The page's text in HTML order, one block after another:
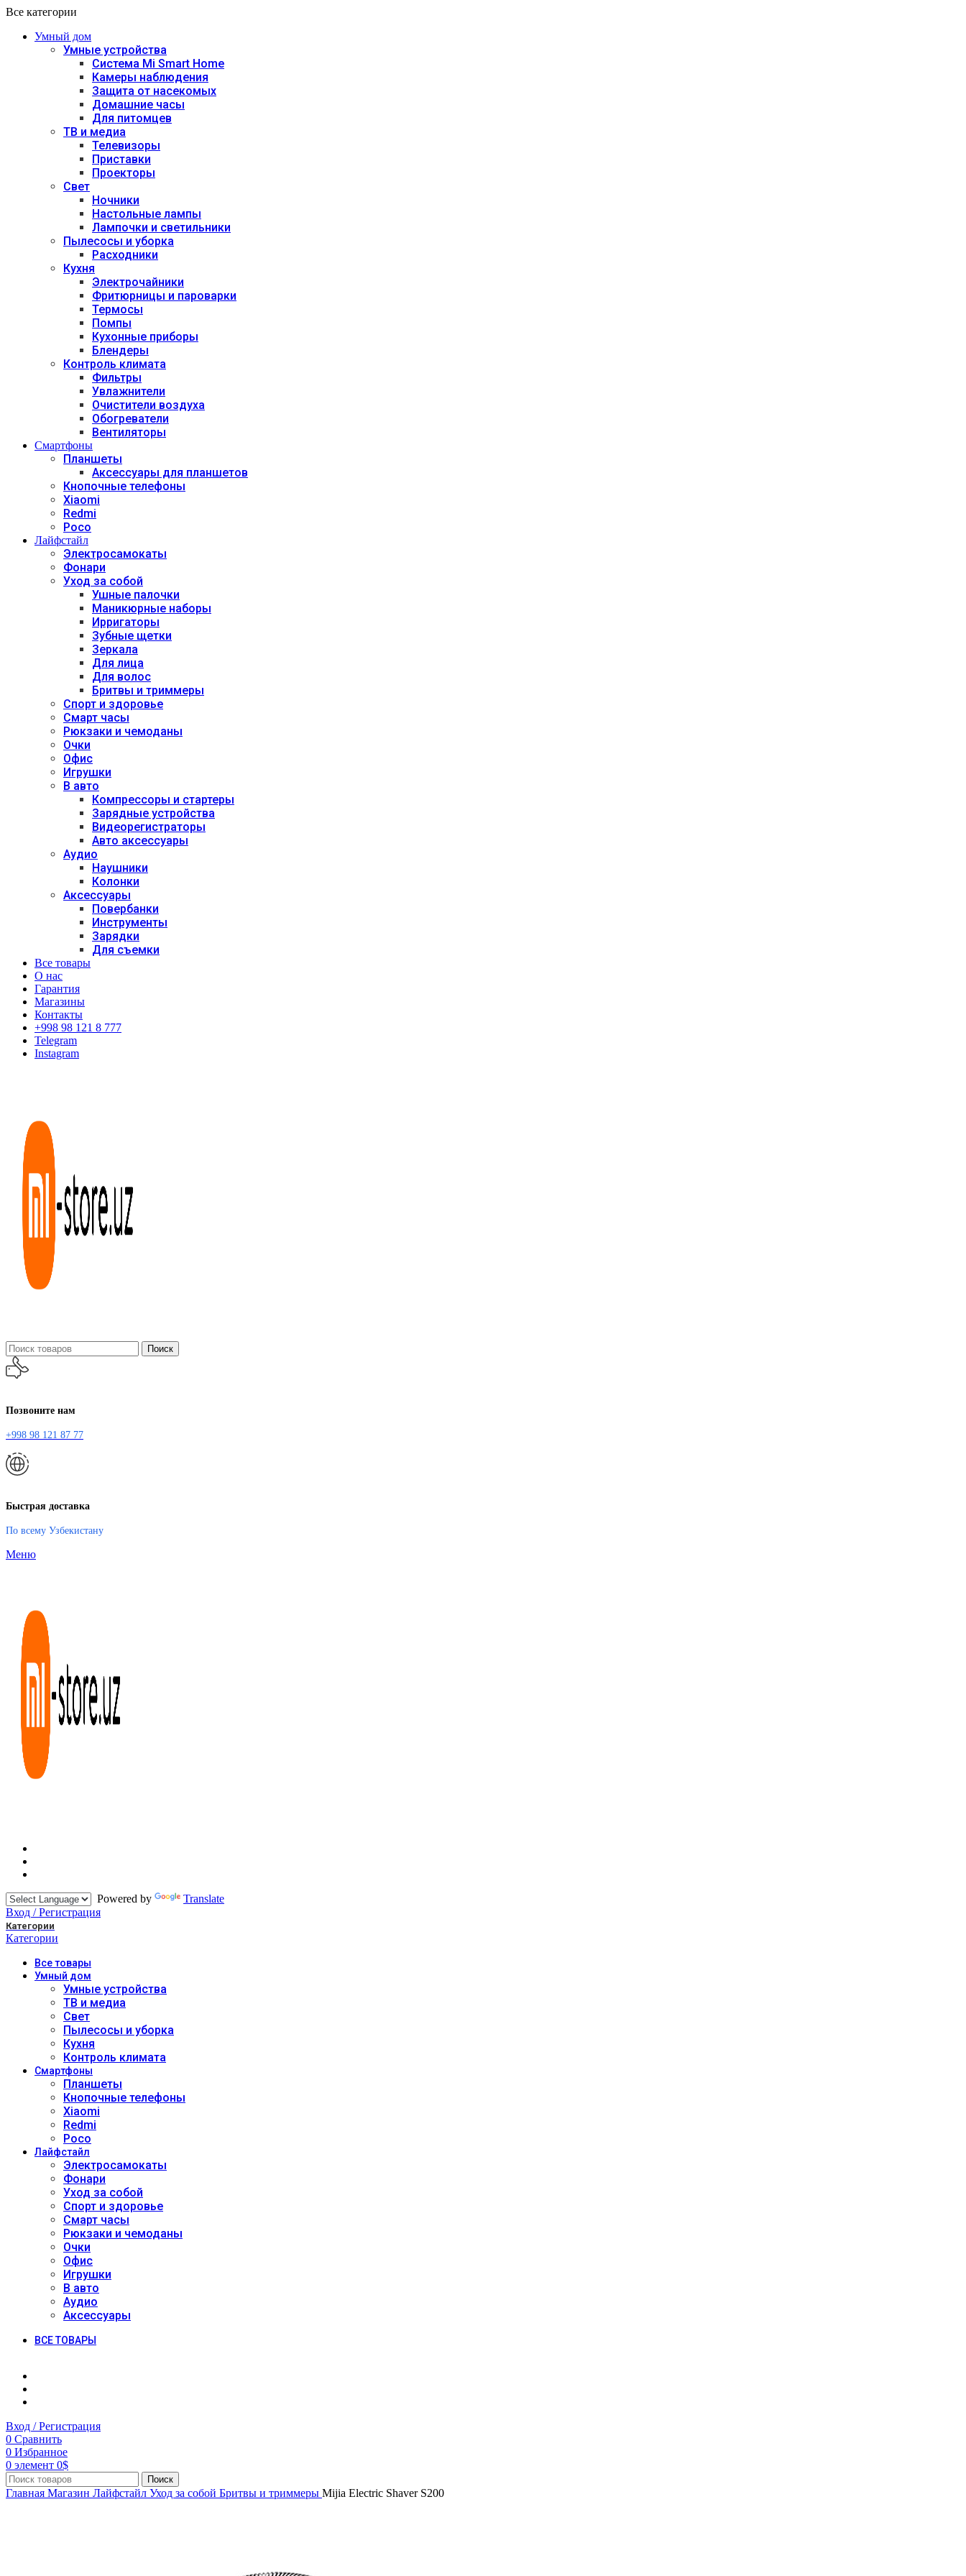
Все категории
Умный дом
Умные устройства
Система Mi Smart Home
Камеры наблюдения
Защита от насекомых
Домашние часы
Для питомцев
ТВ и медиа
Телевизоры
Приставки
Проекторы
Свет
Ночники
Настольные лампы
Лампочки и светильники
Пылесосы и уборка
Расходники
Кухня
Электрочайники
Фритюрницы и пароварки
Термосы
Помпы
Кухонные приборы
Блендеры
Контроль климата
Фильтры
Увлажнители
Очистители воздуха
Обогреватели
Вентиляторы
Смартфоны
Планшеты
Аксессуары для планшетов
Кнопочные телефоны
Xiaomi
Redmi
Poco
Лайфстайл
Электросамокаты
Фонари
Уход за собой
Ушные палочки
Маникюрные наборы
Ирригаторы
Зубные щетки
Зеркала
Для лица
Для волос
Бритвы и триммеры
Спорт и здоровье
Смарт часы
Рюкзаки и чемоданы
Очки
Офис
Игрушки
В авто
Компрессоры и стартеры
Зарядные устройства
Видеорегистраторы
Авто аксессуары
Аудио
Наушники
Колонки
Аксессуары
Повербанки
Инструменты
Зарядки
Для съемки
Все товары
О нас
Гарантия
Магазины
Контакты
+998 98 121 8 777
Telegram
Instagram
Поиск
Позвоните нам
+998 98 121 87 77
Быстрая доставка
По всему Узбекистану
Меню
Powered by
Translate
Вход / Регистрация
Категории
Категории
Всетовары
Умный дом
Умные устройства
ТВ и медиа
Свет
Пылесосы и уборка
Кухня
Контроль климата
Смартфоны
Планшеты
Кнопочные телефоны
Xiaomi
Redmi
Poco
Лайфстайл
Электросамокаты
Фонари
Уход за собой
Спорт и здоровье
Смарт часы
Рюкзаки и чемоданы
Очки
Офис
Игрушки
В авто
Аудио
Аксессуары
ВСЕ ТОВАРЫ
Вход / Регистрация
0 Сравнить
0 Избранное
0 элемент 0$
Поиск
Главная Магазин Лайфстайл Уход за собой Бритвы и триммеры Mijia Electric Shaver S200